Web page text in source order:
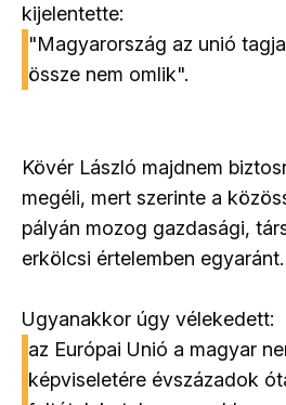
kijelentette:
"Magyarország az unió
össze nem omlik".
Kövér László majdnem
megéli, mert szerinte a
pályán mozog gazdasági,
erkölcsi értelemben egyaránt.
Ugyanakkor úgy vélekedett:
az Európai Unió a magyar
képviseletére évszázadok